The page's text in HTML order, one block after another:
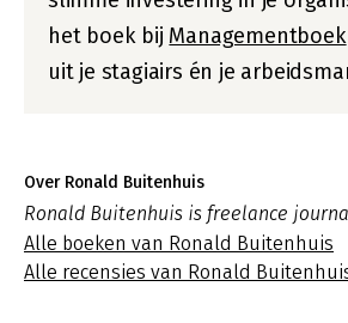
het boek bij Managementboek
uit je stagiairs én je
Over Ronald Buitenhuis
Ronald Buitenhuis is freelance
Alle boeken van Ronald Buitenhuis
Alle recensies van Ronald